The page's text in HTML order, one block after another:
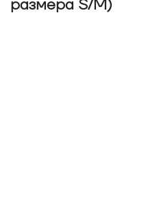
размера S/M)